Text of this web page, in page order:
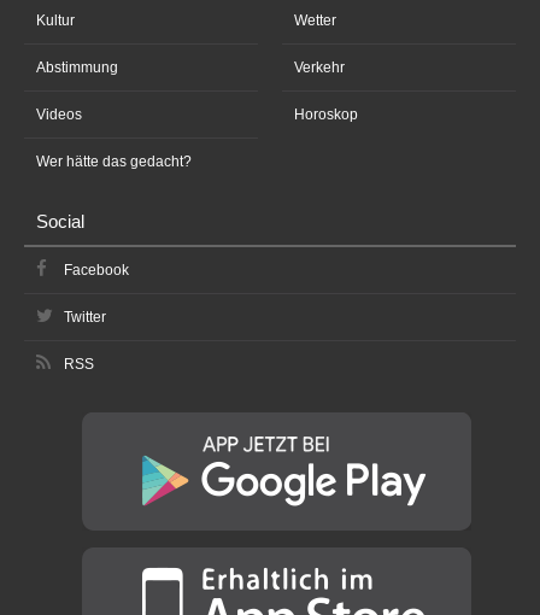
Kultur
Abstimmung
Videos
Wer hätte das gedacht?
Wetter
Verkehr
Horoskop
Social
Facebook
Twitter
RSS